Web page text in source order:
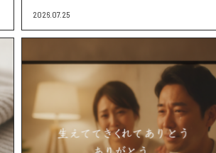
2026.07.25